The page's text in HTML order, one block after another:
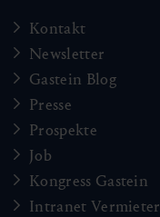
Kontakt
Newsletter
Gastein Blog
Presse
Prospekte
Job
Kongress Gastein
Intranet Vermieter